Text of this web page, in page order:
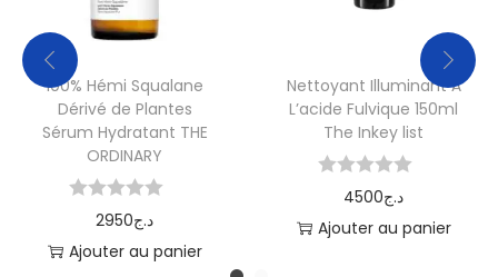
100% Hémi Squalane
Dérivé de Plantes
Sérum Hydratant THE
ORDINARY
2950د.ج
Ajouter au panier
Nettoyant Illuminant À
L’acide Fulvique 150ml
The Inkey list
4500د.ج
Ajouter au panier